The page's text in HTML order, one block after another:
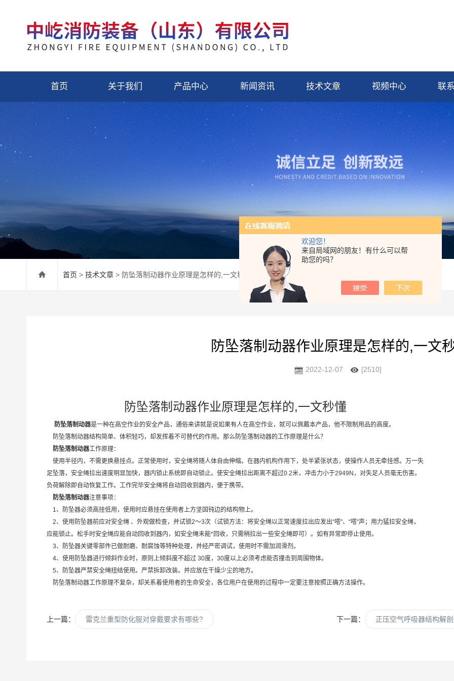
欢迎您！
来自局域网的朋友！有什么可以帮
助您的吗？
首页 关于我们 产品中心 新闻资讯 技术文章 视频中心 联
首页 > 技术文章 > 防坠落制动器作业原理是怎样的,一文秒懂
防坠落制动器作业原理是怎样的,一文
2022-12-07 [2510]
防坠落制动器作业原理是怎样的,一文秒懂
防坠落制动器是一种在高空作业的安全产品，通俗来讲就是说如果有人在高空作业，就可以佩戴本产品，他不限制用品的高度。
防坠落制动器结构简单、体积轻巧，却发挥着不可替代的作用。那么防坠落制动器的工作原理是什么？
防坠落制动器工作原理：
使用半径内，不需更换悬挂点。正常使用时，安全绳将随人体自由伸缩。在器内机构作用下，处半紧张状态，使操作人员无牵挂感。万一失
足坠落，安全绳拉出速度明显加快，器内锁止系统即自动锁止。使安全绳拉出距离不超过0.2米，冲击力小于2949N，对失足人员毫无伤害。
负荷解除即自动恢复工作。工作完毕安全绳将自动回收到器内，便于携带。
防坠落制动器注意事项：
1、防坠器必须高挂低用，使用时应悬挂在使用者上方坚固钝边的结构物上。
2、使用防坠器前应对安全绳 、外观做检查，并试锁2～3次（试锁方法：将安全绳以正常速度拉出应发出“嗒"、“嗒"声；用力猛拉安全绳，
应能锁止。松手时安全绳应能自动回收到器内，如安全绳未能*回收，只需稍拉出一些安全绳即可）。如有异常即停止使用。
3、防坠器关键零部件已做耐磨、耐腐蚀等特种处理，并经严密调试，使用时不需加润滑剂。
4、使用防坠器进行倾斜作业时，原则上倾斜度不超过 30度，30度以上必须考虑能否撞击到周围物体。
5、防坠器严禁安全绳扭结使用。严禁拆卸改装。并应放在干燥少尘的地方。
防坠落制动器工作原理不复杂，却关系着使用者的生命安全，各位用户在使用的过程中一定要注意按照正确方法操作。
上一篇： 雷克兰重型防化服对穿戴要求有哪些? 下一篇： 正压空气呼吸器结构解